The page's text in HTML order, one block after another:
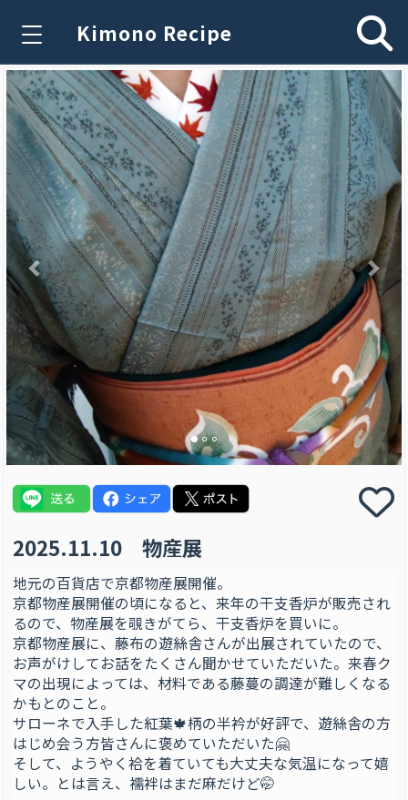
Kimono Recipe
Previous
2025.11.10 物産展
地元の百貨店で京都物産展開催。
京都物産展開催の頃になると、来年の干支香炉が販売され
るので、物産展を覗きがてら、干支香炉を買いに。
京都物産展に、藤布の遊絲舎さんが出展されていたので、
お声がけしてお話をたくさん聞かせていただいた。来春ク
マの出現によっては、材料である藤蔓の調達が難しくなる
かもとのこと。
サローネで入手した紅葉🍁柄の半衿が好評で、遊絲舎の方
はじめ会う方皆さんに褒めていただいた🤗
そして、ようやく袷を着ていても大丈夫な気温になって嬉
しい。とは言え、襦袢はまだ麻だけど🤭